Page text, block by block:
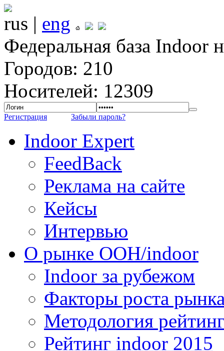
rus | eng
Федеральная база Indoor
Городов: 210
Носителей: 12309
Регистрация Забыли пароль?
Indoor Expert
FeedBack
Реклама на сайте
Кейсы
Интервью
О рынке OOH/indoor
Indoor за рубежом
Факторы роста
Методология
Рейтинг indoor 2015